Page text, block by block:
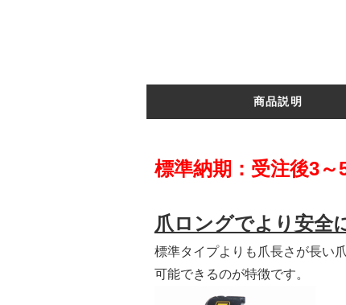
商品説明
標準納期：受注後3
爪ロングでより安全
標準タイプよりも爪長さが長い
可能できるのが特徴です。